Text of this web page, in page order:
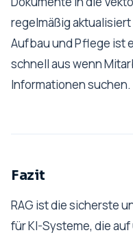
regelmäßig
Aufbau und Pflege ist
schnell aus wenn
Informationen suchen.
Fazit
RAG ist die sicherste
für KI-Systeme, die